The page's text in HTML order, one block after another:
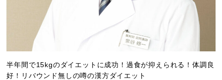
半年間で15kgのダイエットに成功！過食が抑えられる！体調良
好！リバウンド無しの噂の漢方ダイエット